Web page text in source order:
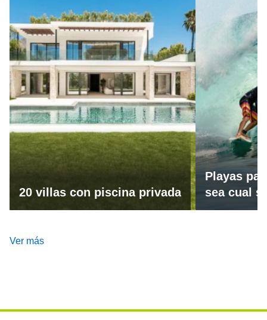
20 villas con piscina privada
Playas
sea cual
Ver más